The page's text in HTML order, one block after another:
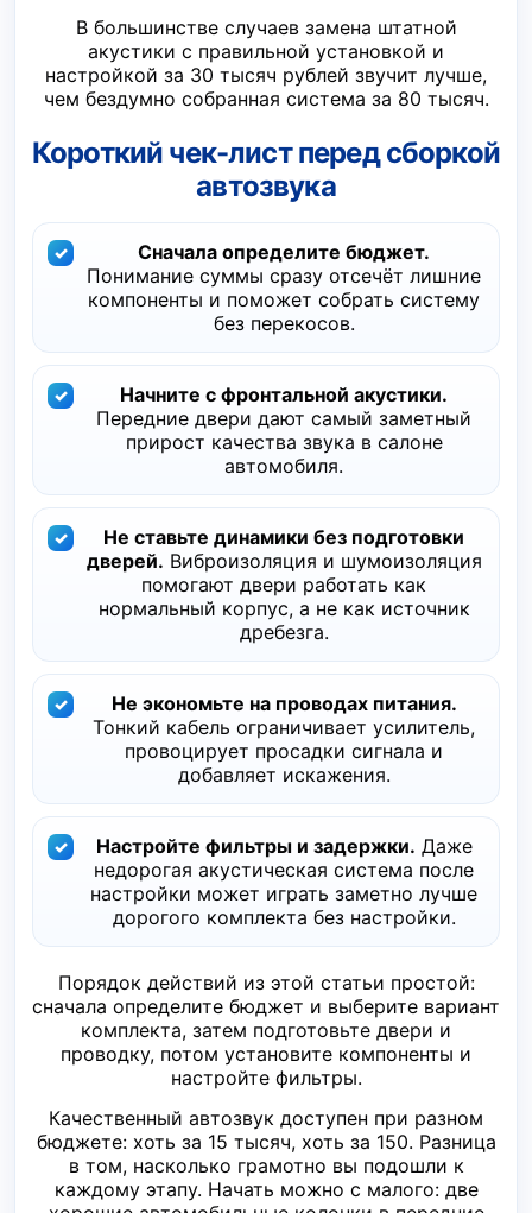
В большинстве случаев замена штатной
акустики с правильной установкой и
настройкой за 30 тысяч рублей звучит лучше,
чем бездумно собранная система за 80 тысяч.
Короткий чек-лист перед сборкой
автозвука
Сначала определите бюджет.
Понимание суммы сразу отсечёт лишние
компоненты и поможет собрать систему
без перекосов.
Начните с фронтальной акустики.
Передние двери дают самый заметный
прирост качества звука в салоне
автомобиля.
Не ставьте динамики без подготовки
дверей. Виброизоляция и шумоизоляция
помогают двери работать как
нормальный корпус, а не как источник
дребезга.
Не экономьте на проводах питания.
Тонкий кабель ограничивает усилитель,
провоцирует просадки сигнала и
добавляет искажения.
Настройте фильтры и задержки. Даже
недорогая акустическая система после
настройки может играть заметно лучше
дорогого комплекта без настройки.
Порядок действий из этой статьи простой:
сначала определите бюджет и выберите вариант
комплекта, затем подготовьте двери и
проводку, потом установите компоненты и
настройте фильтры.
Качественный автозвук доступен при разном
бюджете: хоть за 15 тысяч, хоть за 150. Разница
в том, насколько грамотно вы подошли к
каждому этапу. Начать можно с малого: две